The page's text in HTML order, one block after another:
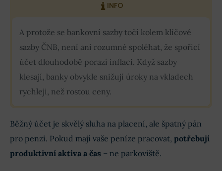
INFO
A protože se bankovní sazby točí kolem klíčové
sazby ČNB, není ani rozumné spoléhat, že spořicí
účet dlouhodobě porazí inflaci. Když sazby
klesají, banky obvykle snižují úroky na vkladech
rychleji, než rostou ceny.
Běžný účet je skvělý sluha na placení, ale špatný pán
pro penzi. Pokud mají vaše peníze pracovat, potřebují
produktivní aktiva a čas – ne parkoviště.